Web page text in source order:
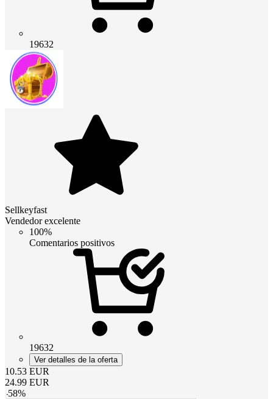
19632
Sellkeyfast
Vendedor excelente
100%
Comentarios positivos
19632
Ver detalles de la oferta
10.53 EUR
24.99 EUR
-58%